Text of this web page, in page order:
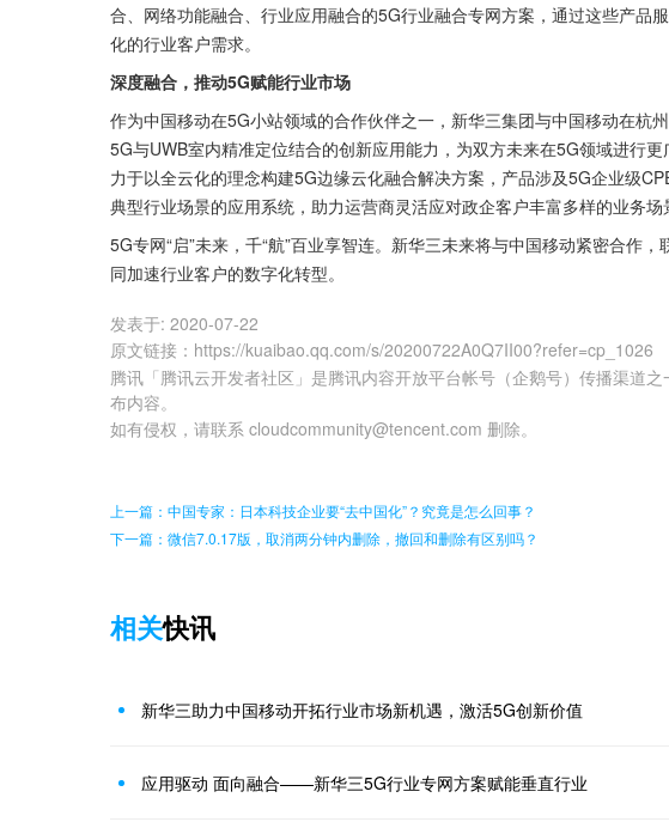
合、网络功能融合、行业应用融合的5G行业融合专网方案，通过这些产品
化的行业客户需求。
深度融合，推动5G赋能行业市场
作为中国移动在5G小站领域的合作伙伴之一，新华三集团与中国移动在杭
5G与UWB室内精准定位结合的创新应用能力，为双方未来在5G领域进行
力于以全云化的理念构建5G边缘云化融合解决方案，产品涉及5G企业级
典型行业场景的应用系统，助力运营商灵活应对政企客户丰富多样的业务场
5G专网“启”未来，千“航”百业享智连。新华三未来将与中国移动紧密合作
同加速行业客户的数字化转型。
发表于: 2020-07-22
原文链接 ： https://kuaibao.qq.com/s/20200722A0Q7II00?refer=cp_1026
腾讯「腾讯云开发者社区」是腾讯内容开放平台帐号（企鹅号）传播渠道之
布内容。
如有侵权，请联系 cloudcommunity@tencent.com 删除。
上一篇：中国专家：日本科技企业要“去中国化”？究竟是怎么回事？
下一篇：微信7.0.17版，取消两分钟内删除，撤回和删除有区别吗？
相关快讯
新华三助力中国移动开拓行业市场新机遇，激活5G创新价值
应用驱动 面向融合——新华三5G行业专网方案赋能垂直行业